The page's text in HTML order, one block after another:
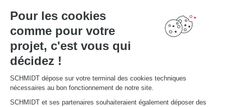
Pour les cookies
comme pour votre
projet, c'est vous qui
décidez !
SCHMIDT dépose sur votre terminal des cookies techniques
nécessaires au bon fonctionnement de notre site.
SCHMIDT et ses partenaires souhaiteraient également déposer des
Nos concepteurs vous accompagnent à chaque étape pour
créer une cuisine sur-mesure, adaptée à vos envies et à votre
mode de vie. Vous pouvez choisir parmi une large gamme de
teintes et de finitions, qu’il s’agisse de bois brut, vieilli ou
encore cérusé. Les poignées, les crédences, les plans de
travail peuvent également être sélectionnés pour
s’harmoniser parfaitement avec l’ensemble de votre projet.
Schmidt pour les pros
VOTRE PROJET
Mon espace projet
Configurer en 3D
Nous contacter
Trouver mon magasin
Le club by Schmidt
PRENDRE RENDEZ-VOUS